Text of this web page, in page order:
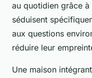
au quotidien grâce
séduisent
aux questions
réduire leur
Une maison